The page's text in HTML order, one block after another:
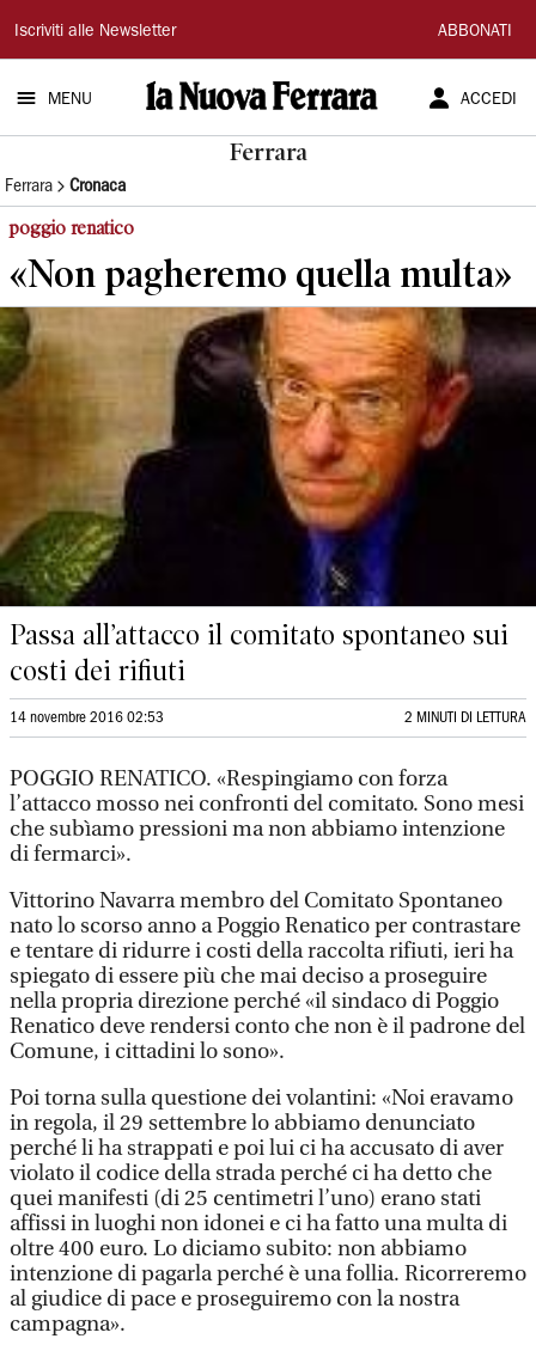
La
Nuova
Ferrara
Iscriviti alle Newsletter ABBONATI
MENU ACCEDI
Ferrara
Ferrara Cronaca
poggio renatico
«Non pagheremo quella multa»
Passa all’attacco il comitato spontaneo sui
costi dei rifiuti
14 novembre 2016 02:53 2 MINUTI DI LETTURA
POGGIO RENATICO. «Respingiamo con forza
l’attacco mosso nei confronti del comitato. Sono mesi
che subìamo pressioni ma non abbiamo intenzione
di fermarci».
Vittorino Navarra membro del Comitato Spontaneo
nato lo scorso anno a Poggio Renatico per contrastare
e tentare di ridurre i costi della raccolta rifiuti, ieri ha
spiegato di essere più che mai deciso a proseguire
nella propria direzione perché «il sindaco di Poggio
Renatico deve rendersi conto che non è il padrone del
Comune, i cittadini lo sono».
Poi torna sulla questione dei volantini: «Noi eravamo
in regola, il 29 settembre lo abbiamo denunciato
perché li ha strappati e poi lui ci ha accusato di aver
violato il codice della strada perché ci ha detto che
quei manifesti (di 25 centimetri l’uno) erano stati
affissi in luoghi non idonei e ci ha fatto una multa di
oltre 400 euro. Lo diciamo subito: non abbiamo
intenzione di pagarla perché è una follia. Ricorreremo
al giudice di pace e proseguiremo con la nostra
campagna».